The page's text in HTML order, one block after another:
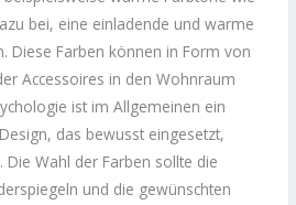
bei, eine einladende und warme
Diese Farben können in Form von
Accessoires in den Wohnraum
ist im Allgemeinen ein
das bewusst eingesetzt,
Die Wahl der Farben sollte die
und die gewünschten